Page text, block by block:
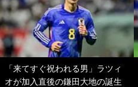
「来てすぐ祝われる男」ラツィ
オが加入直後の鎌田大地の誕生